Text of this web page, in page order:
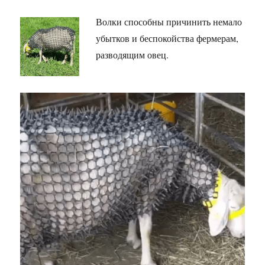
Волки способны причинить немало
убытков и беспокойства фермерам,
разводящим овец.